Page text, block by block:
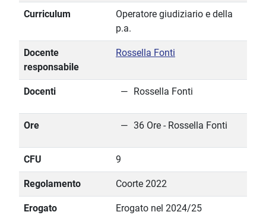
Curriculum
Operatore giudiziario e della
p.a.
Docente
responsabile
Rossella Fonti
Docenti Rossella Fonti
Ore 36 Ore - Rossella Fonti
CFU 9
Regolamento Coorte 2022
Erogato Erogato nel 2024/25